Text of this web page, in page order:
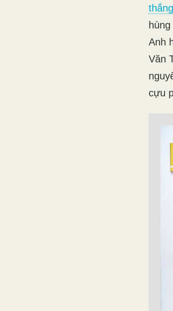
thắng
Anh
Văn
cựu